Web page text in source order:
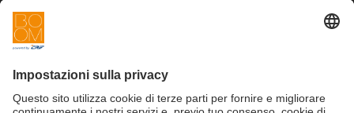
Innovation
Startup